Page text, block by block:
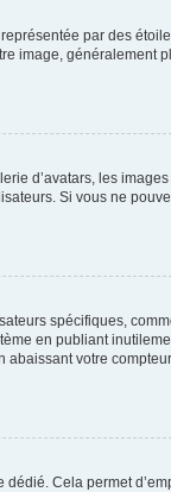
par des
image, généralement
d’avatars, les
Si vous ne
spécifiques,
en publiant
abaissant votre
Cela permet